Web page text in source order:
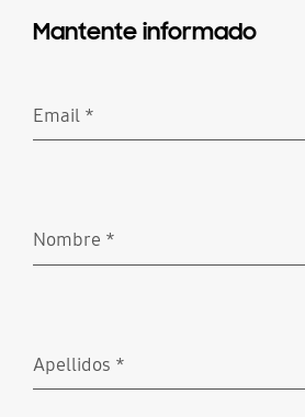
Mantente informado
Email *
Nombre *
Apellidos *